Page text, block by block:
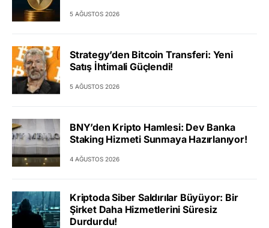
5 AĞUSTOS 2026
Strategy’den Bitcoin Transferi: Yeni
Satış İhtimali Güçlendi!
5 AĞUSTOS 2026
BNY’den Kripto Hamlesi: Dev Banka
Staking Hizmeti Sunmaya Hazırlanıyor!
4 AĞUSTOS 2026
Kriptoda Siber Saldırılar Büyüyor: Bir
Şirket Daha Hizmetlerini Süresiz
Durdurdu!